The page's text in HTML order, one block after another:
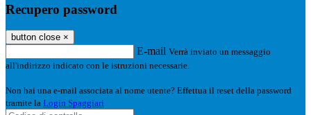
Recupero password
button close ×
E-mail Verrà inviato un messaggio
all'indirizzo indicato con le istruzioni necessarie.
Non hai una e-mail associata al nome utente? Effettua il reset della password
tramite la Login Spaggiari